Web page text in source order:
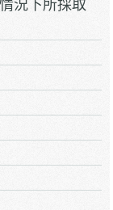
況下所採取